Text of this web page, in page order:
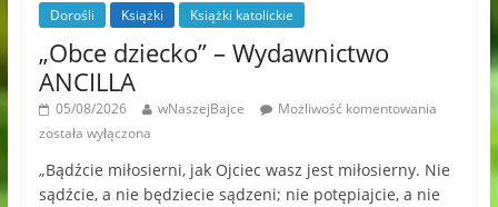
Dorośli Książki Książki katolickie
„Obce dziecko” – Wydawnictwo
ANCILLA
05/08/2026 wNaszejBajce
Możliwość komentowania
została wyłączona
„Bądźcie miłosierni, jak Ojciec wasz jest miłosierny. Nie
sądźcie, a nie będziecie sądzeni; nie potępiajcie, a nie